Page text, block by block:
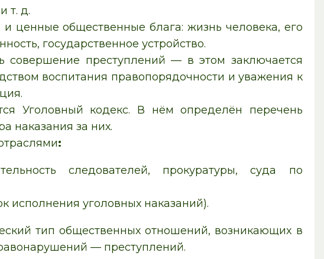
т. д.
ценные общественные блага: жизнь человека, его
государственное устройство.
совершение преступлений — в этом заключается
воспитания правопорядочности и уважения к
.
Уголовный кодекс. В нём определён перечень
наказания за них.
:
следователей, прокуратуры, суда по
исполнения уголовных наказаний).
тип общественных отношений, возникающих в
— преступлений.